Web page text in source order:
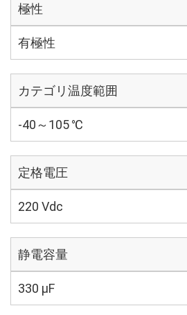
極性
有極性
カテゴリ温度範囲
-40～105 ℃
定格電圧
220 Vdc
静電容量
330 µF